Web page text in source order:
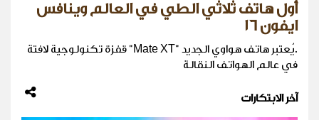
أول هاتف ثلاثي الطي في العالم وينافس
ايفون 16
.يُعتبر هاتف هواوي الجديد "Mate XT" قفزة تكنولوجية لافتة
في عالم الهواتف النقالة
آخر الابتكارات